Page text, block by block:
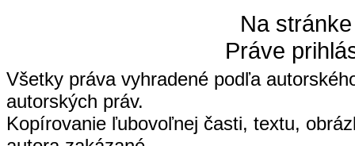
Na
Práve
Všetky práva vyhradené podľa
autorských práv.
Kopírovanie ľubovoľnej časti, textu,